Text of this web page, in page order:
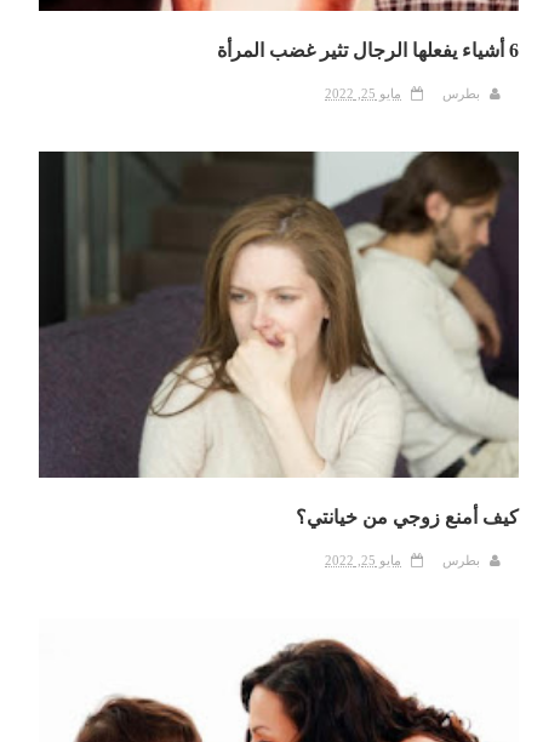
6 أشياء يفعلها الرجال تثير غضب المرأة
بطرس مايو 25, 2022
كيف أمنع زوجي من خيانتي؟
بطرس مايو 25, 2022